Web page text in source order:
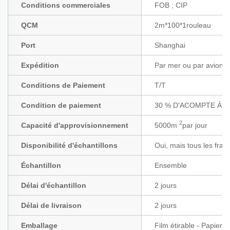
Conditions commerciales FOB ; CIP
QCM 2m*100*1rouleau
Port Shanghai
Expédition Par mer ou par avion
Conditions de Paiement T/T
Condition de paiement 30 % D'ACOMPTE À
Capacité d'approvisionnement 5000m 2par jour
Disponibilité d'échantillons Oui, mais tous les
Échantillon Ensemble
Délai d'échantillon 2 jours
Délai de livraison 2 jours
Emballage Film étirable - Papier